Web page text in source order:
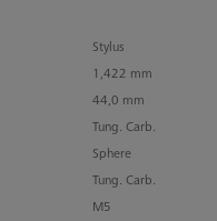
Stylus
1,422 mm
44,0 mm
Tung. Carb.
Sphere
Tung. Carb.
M5